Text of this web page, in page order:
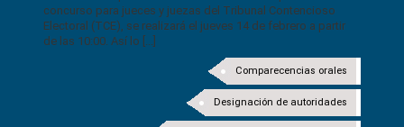
concurso para jueces y juezas del Tribunal Contencioso
Electoral (TCE), se realizará el jueves 14 de febrero a partir
de las 10:00. Así lo [...]
Comparecencias orales
Designación de autoridades